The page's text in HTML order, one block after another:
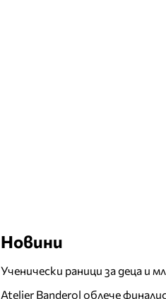
Новини
Ученически раници за деца и
Atelier Banderol облече